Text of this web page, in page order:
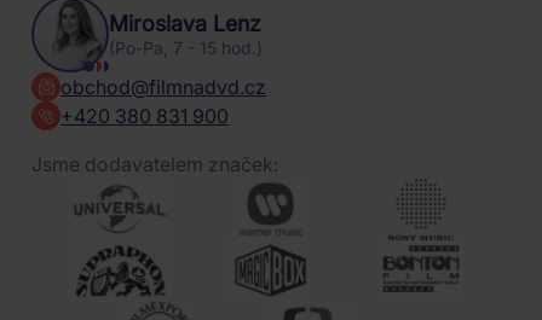
Miroslava Lenz
(Po-Pa, 7 - 15 hod.)
obchod@filmnadvd.cz
+420 380 831 900
Jsme dodavatelem značek: